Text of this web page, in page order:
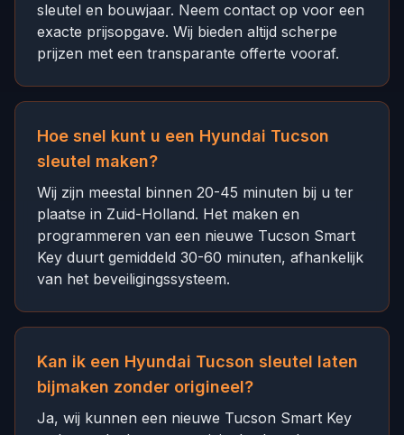
sleutel en bouwjaar. Neem contact op voor een
exacte prijsopgave. Wij bieden altijd scherpe
prijzen met een transparante offerte vooraf.
Hoe snel kunt u een Hyundai Tucson
sleutel maken?
Wij zijn meestal binnen 20-45 minuten bij u ter
plaatse in Zuid-Holland. Het maken en
programmeren van een nieuwe Tucson Smart
Key duurt gemiddeld 30-60 minuten, afhankelijk
van het beveiligingssysteem.
Kan ik een Hyundai Tucson sleutel laten
bijmaken zonder origineel?
Ja, wij kunnen een nieuwe Tucson Smart Key